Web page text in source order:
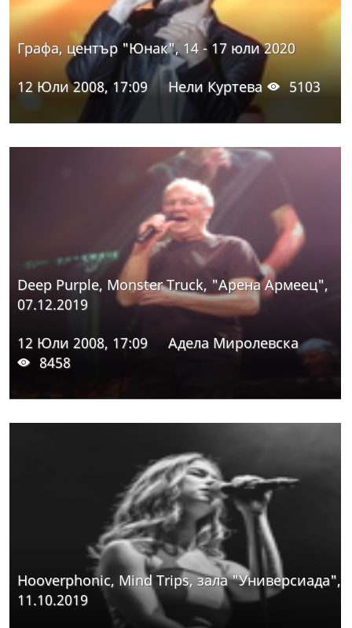
Графа, център "Юнак", 14 - 17 юли 2020
12 Юли 2008, 17:09 Нели Куртева 5103
Deep Purple, Monster Truck, "Арена Армеец",
07.12.2019
12 Юли 2008, 17:09
Адела Миролевска
8458
Hooverphonic, Mind Trips, зала "Универсиада",
11.10.2019